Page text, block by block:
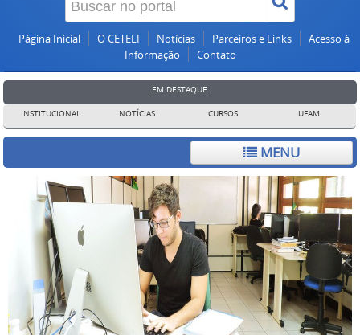
Página Inicial O CETELI Notícias Parceiros e Links
Acesso à
Informação
Contato
EM DESTAQUE
INSTITUCIONAL NOTÍCIAS CURSOS UFAM
MENU